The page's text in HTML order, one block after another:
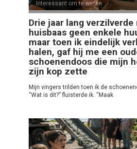
Interessant om te weten
Drie jaar lang verzilverde
huisbaas geen enkele
maar toen ik eindelijk
halen, gaf hij me een
schoenendoos die mijn
zijn kop zette
Mijn vingers trilden toen ik de
“Wat is dit?” fluisterde ik. “Maak